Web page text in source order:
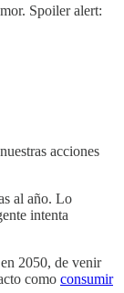
Spoiler alert:
acciones
al año. Lo
intenta
2050, de venir
como consumir